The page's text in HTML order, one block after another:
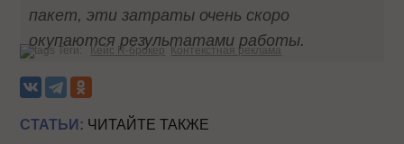
пакет, эти затраты очень скоро
окупаются результатами работы.
Теги: Кейс R-брокер Контекстная реклама
СТАТЬИ: ЧИТАЙТЕ ТАКЖЕ